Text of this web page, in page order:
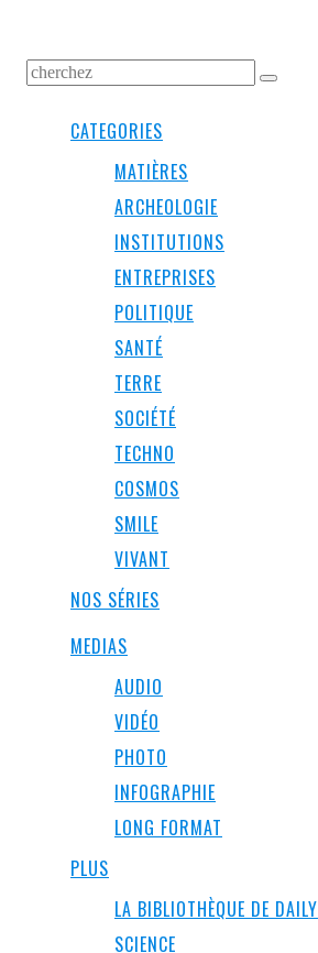
CATEGORIES
MATIÈRES
ARCHEOLOGIE
INSTITUTIONS
ENTREPRISES
POLITIQUE
SANTÉ
TERRE
SOCIÉTÉ
TECHNO
COSMOS
SMILE
VIVANT
NOS SÉRIES
MEDIAS
AUDIO
VIDÉO
PHOTO
INFOGRAPHIE
LONG FORMAT
PLUS
LA BIBLIOTHÈQUE DE DAILY
SCIENCE